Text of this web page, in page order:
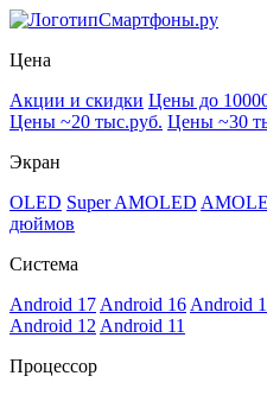
Смартфоны.ру
Цена
Акции и скидки Цены до
Цены ~20 тыс.руб. Цены ~30
Экран
OLED Super AMOLED
дюймов
Система
Android 17 Android 16 Android
Android 12 Android 11
Процессор